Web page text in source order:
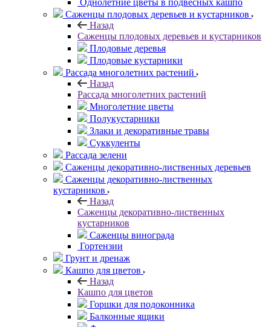
Однолетние цветы в подвесных кашпо
Саженцы плодовых деревьев и кустарников
Назад
Саженцы плодовых деревьев и кустарников
Плодовые деревья
Плодовые кустарники
Рассада многолетних растений
Назад
Рассада многолетних растений
Многолетние цветы
Полукустарники
Злаки и декоративные травы
Суккуленты
Рассада зелени
Саженцы декоративно-лиственных деревьев
Саженцы декоративно-лиственных
кустарников
Назад
Саженцы декоративно-лиственных
кустарников
Саженцы винограда
Гортензии
Грунт и дренаж
Кашпо для цветов
Назад
Кашпо для цветов
Горшки для подоконника
Балконные ящики